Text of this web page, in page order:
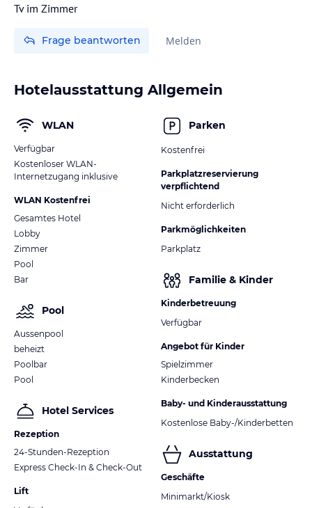
Tv im Zimmer
Frage beantworten Melden
Hotelausstattung Allgemein
WLAN
Verfügbar
Kostenloser WLAN-
Internetzugang inklusive
WLAN Kostenfrei
Gesamtes Hotel
Lobby
Zimmer
Pool
Bar
Pool
Aussenpool
beheizt
Poolbar
Pool
Hotel Services
Rezeption
24-Stunden-Rezeption
Express Check-In & Check-Out
Lift
Parken
Kostenfrei
Parkplatzreservierung
verpflichtend
Nicht erforderlich
Parkmöglichkeiten
Parkplatz
Familie & Kinder
Kinderbetreuung
Verfügbar
Angebot für Kinder
Spielzimmer
Kinderbecken
Baby- und Kinderausstattung
Kostenlose Baby-/Kinderbetten
Ausstattung
Geschäfte
Minimarkt/Kiosk